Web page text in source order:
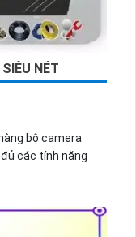
này còn được
sát trong điều
NÉT
bộ camera
các tính năng
cao và rõ nét.
một trải nghiệm